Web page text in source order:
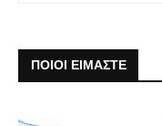
ΠΟΙΟΙ ΕΙΜΑΣΤΕ